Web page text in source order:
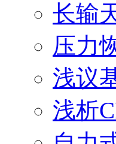
长输
压力
浅议
浅析